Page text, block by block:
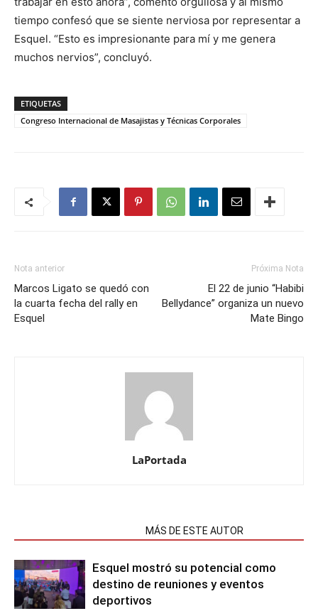
tiempo confesó que se siente nerviosa por representar a
Esquel. “Esto es impresionante para mí y me genera
muchos nervios”, concluyó.
ETIQUETAS
Congreso Internacional de Masajistas y Técnicas Corporales
Nota anterior
Marcos Ligato se quedó con
la cuarta fecha del rally en
Esquel
Próxima Nota
El 22 de junio “Habibi
Bellydance” organiza un nuevo
Mate Bingo
LaPortada
MÁS DE ESTE AUTOR
Esquel mostró su potencial como
destino de reuniones y eventos
deportivos